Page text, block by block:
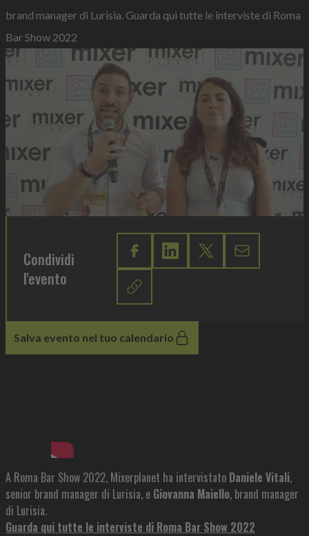
brand manager di Lurisia. Guarda qui tutte le interviste di Roma
Bar Show 2022
Condividi
l'evento
Salva evento nel tuo calendario
A Roma Bar Show 2022, Mixerplanet ha intervistato Daniele Vitali,
senior brand manager di Lurisia, e Giovanna Maiello, brand manager
di Lurisia.
Guarda qui tutte le interviste di Roma Bar Show 2022